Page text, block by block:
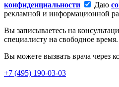
конфиденциальности
Даю
рекламной и информационной
Вы записываетесь на
специалисту на свободное время.
Вы можете вызвать врача через
+7 (495) 190-03-03